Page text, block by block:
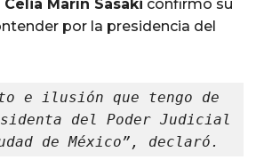
Marín Sasaki confirmó su
por la presidencia del
e ilusión que tengo de
del Poder Judicial
de México”, declaró.